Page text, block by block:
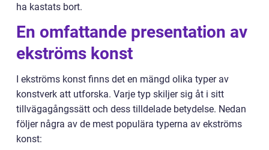
ha kastats bort.
En omfattande presentation av
ekströms konst
I ekströms konst finns det en mängd olika typer av
konstverk att utforska. Varje typ skiljer sig åt i sitt
tillvägagångssätt och dess tilldelade betydelse. Nedan
följer några av de mest populära typerna av ekströms
konst: